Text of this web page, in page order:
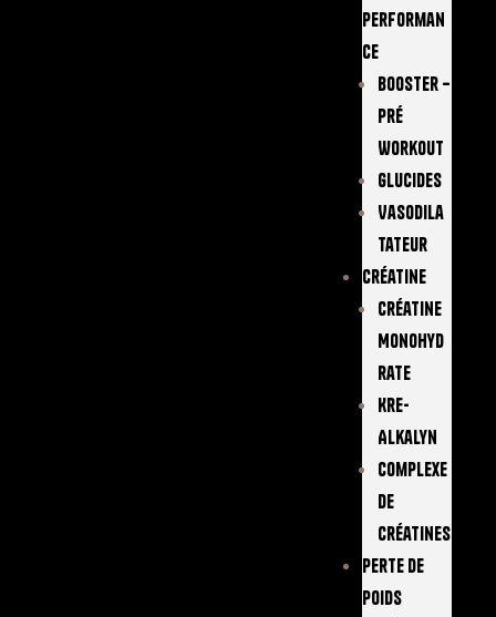
Performan
Ce
Booster –
Pré
Workout
Glucides
Vasodila
Tateur
Créatine
Créatine
Monohyd
Rate
Kre-
Alkalyn
Complexe
De
Créatines
Perte De
Poids